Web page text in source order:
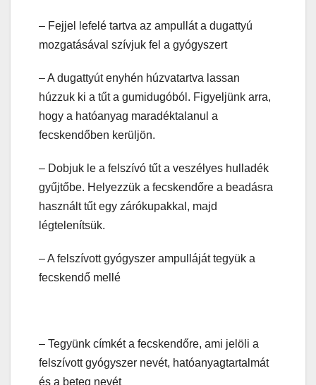
– Fejjel lefelé tartva az ampullát a dugattyú
mozgatásával szívjuk fel a gyógyszert
– A dugattyút enyhén húzvatartva lassan
húzzuk ki a tűt a gumidugóból. Figyeljünk arra,
hogy a hatóanyag maradéktalanul a
fecskendőben kerüljön.
– Dobjuk le a felszívó tűt a veszélyes hulladék
gyűjtőbe. Helyezzük a fecskendőre a beadásra
használt tűt egy zárókupakkal, majd
légtelenítsük.
– A felszívott gyógyszer ampulláját tegyük a
fecskendő mellé
– Tegyünk címkét a fecskendőre, ami jelöli a
felszívott gyógyszer nevét, hatóanyagtartalmát
és a beteg nevét